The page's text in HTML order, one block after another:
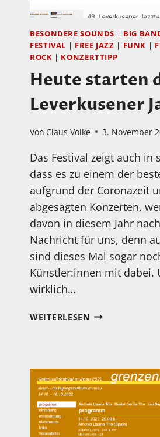
BESONDERE SOUNDS | BIG
FESTIVAL | FREE JAZZ | FUNK |
ROCK | KONZERTTIPP
Heute starten
Leverkusener
Von Claus Volke 3. November
Das Festival zeigt auch in
dass es zu einem der
aufgrund der Coronazeit
abgesagten Konzerten,
davon in diesem Jahr
Nachricht für uns, denn
sind dieses Mal sogar
Künstler:innen mit dabei.
wirklich…
WEITERLESENHEUTE
JAZZTAGE!